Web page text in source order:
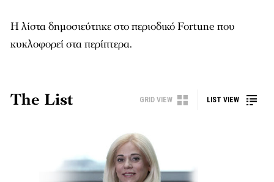
Η λίστα δημοσιεύτηκε στο περιοδικό Fortune που
κυκλοφορεί στα περίπτερα.
The List GRID VIEW LIST VIEW